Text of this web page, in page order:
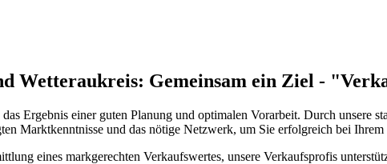
Wetteraukreis: Gemeinsam ein Ziel -
Ergebnis einer guten Planung und optimalen Vorarbeit. Durch unsere
Marktkenntnisse und das nötige Netzwerk, um Sie erfolgreich bei Ihrem
eines markgerechten Verkaufswertes, unsere Verkaufsprofis